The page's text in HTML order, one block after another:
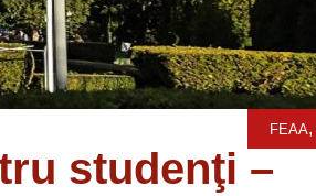
FEAA,
studenţi –